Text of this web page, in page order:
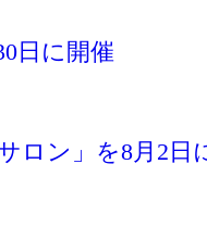
日に開催
ロン」を8月2日